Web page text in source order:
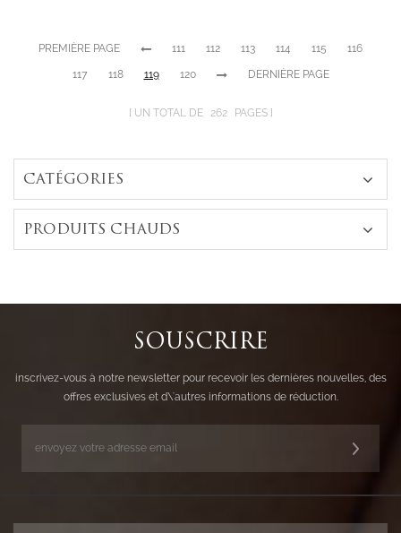
fiançailles
PREMIÈRE PAGE 111 112 113 114 115 116
117 118 119 120 DERNIÈRE PAGE
UN TOTAL DE 262 PAGES
CATÉGORIES
PRODUITS CHAUDS
SOUSCRIRE
inscrivez-vous à notre newsletter pour recevoir les dernières nouvelles, des
offres exclusives et d\'autres informations de réduction.